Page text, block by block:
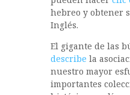
hebreo y obtener
Inglés.
El gigante de las
describe la
nuestro mayor
importantes